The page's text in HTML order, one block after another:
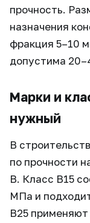
прочность.
назначения
фракция 5–10
допустима
Марки и
нужный
В
по прочности
В. Класс В15
МПа и
В25